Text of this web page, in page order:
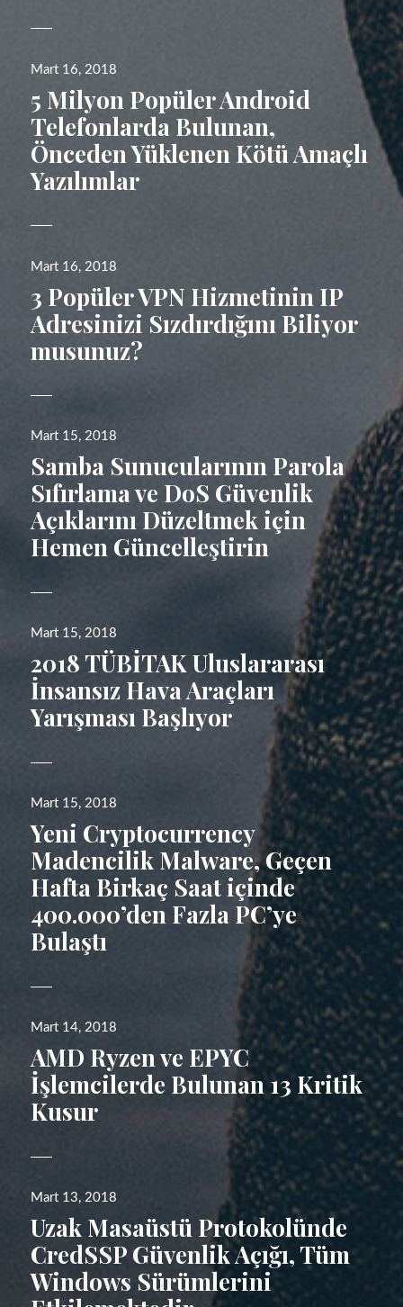
Yayın
tarihi
Mart 16, 2018
5 Milyon Popüler Android
Telefonlarda Bulunan,
Önceden Yüklenen Kötü Amaçlı
Yazılımlar
Yayın
tarihi
Mart 16, 2018
3 Popüler VPN Hizmetinin IP
Adresinizi Sızdırdığını Biliyor
musunuz?
Yayın
tarihi
Mart 15, 2018
Samba Sunucularının Parola
Sıfırlama ve DoS Güvenlik
Açıklarını Düzeltmek için
Hemen Güncelleştirin
Yayın
Mart 15, 2018
2018 TÜBİTAK Uluslararası
İnsansız Hava Araçları
Yarışması Başlıyor
Yayın
tarihi
Mart 15, 2018
Yeni Cryptocurrency
Madencilik Malware, Geçen
Hafta Birkaç Saat içinde
400.000’den Fazla PC’ye
Bulaştı
Yayın
tarihi
Mart 14, 2018
AMD Ryzen ve EPYC
İşlemcilerde Bulunan 13 Kritik
Kusur
Yayın
tarihi
Mart 13, 2018
Uzak Masaüstü Protokolünde
CredSSP Güvenlik Açığı, Tüm
Windows Sürümlerini